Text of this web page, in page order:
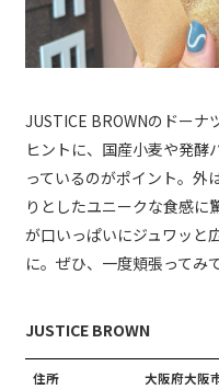
JUSTICE BROWNのドー
ヒントに、国産小麦や発酵
っているのがポイント。外
りとしたユニークな食感に
が口いっぱいにジュワッと
に。ぜひ、一度頬張ってみ
JUSTICE BROWN
住所
大阪府大阪